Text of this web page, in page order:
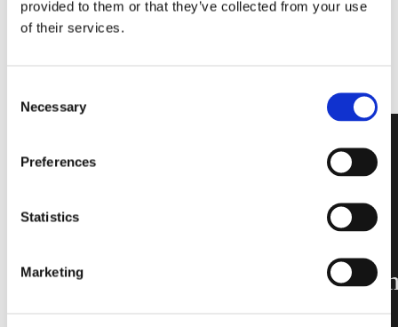
provided to them or that they’ve collected from your use
of their services.
Selection
Necessary
Preferences
Statistics
Marketing
Créez des